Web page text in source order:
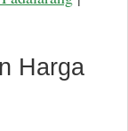
Harga